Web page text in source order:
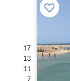
17
13
11
7